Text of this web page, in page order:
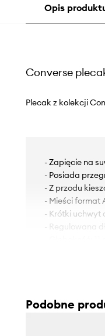
Opis
Converse
Plecak z kolekcji
- Zapięcie na
- Posiada
- Z przodu
- Mieści format
- Krótki uchwyt
- Regulowana
Podobne